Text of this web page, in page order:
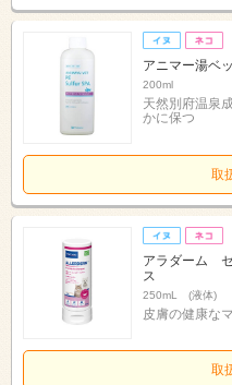
アニマー湯ベ
200ml
天然別府温泉
かに保つ
取
アラダーム
ス
250mL (液体)
皮膚の健康な
取